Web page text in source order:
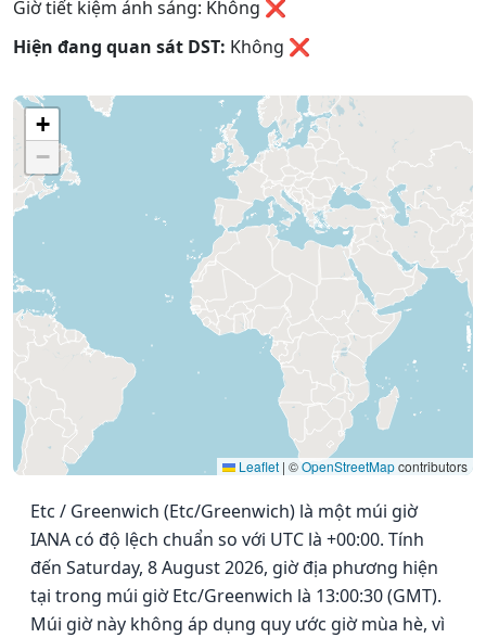
Giờ tiết kiệm ánh sáng: Không ❌
Hiện đang quan sát DST: Không ❌
+
−
Leaflet | ©OpenStreetMapcontributors
Etc / Greenwich (Etc/Greenwich) là một múi giờ
IANA có độ lệch chuẩn so với UTC là +00:00. Tính
đến Saturday, 8 August 2026, giờ địa phương hiện
tại trong múi giờ Etc/Greenwich là 13:00:30 (GMT).
Múi giờ này không áp dụng quy ước giờ mùa hè, vì